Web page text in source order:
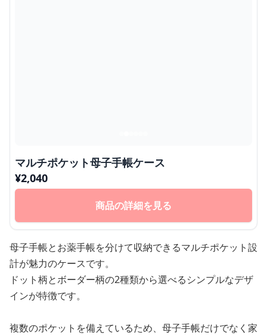
マルチポケット母子手帳ケース
¥2,040
商品の詳細を見る
母子手帳とお薬手帳を分けて収納できるマルチポケット設
計が魅力のケースです。
ドット柄とボーダー柄の2種類から選べるシンプルなデザ
インが特徴です。
複数のポケットを備えているため、母子手帳だけでなく家